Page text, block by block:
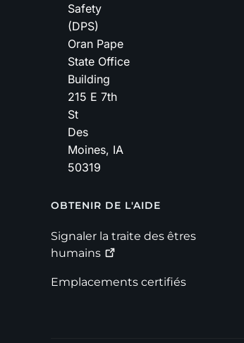
Safety
(DPS)
Oran Pape
State Office
Building
215 E 7th
St
Des
Moines, IA
50319
Footer
OBTENIR DE L'AIDE
Signaler la traite des êtres
humains
Emplacements certifiés